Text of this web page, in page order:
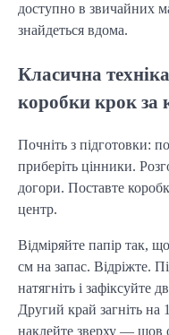
доступно в звичайних
знайдеться вдома.
Класична
коробки крок за
Почніть з підготовки:
приберіть цінники.
догори. Поставте
центр.
Відміряйте папір так,
см на запас. Відріжте.
натягніть і зафіксуйте
Другий край загніть на
наклейте зверху — шов